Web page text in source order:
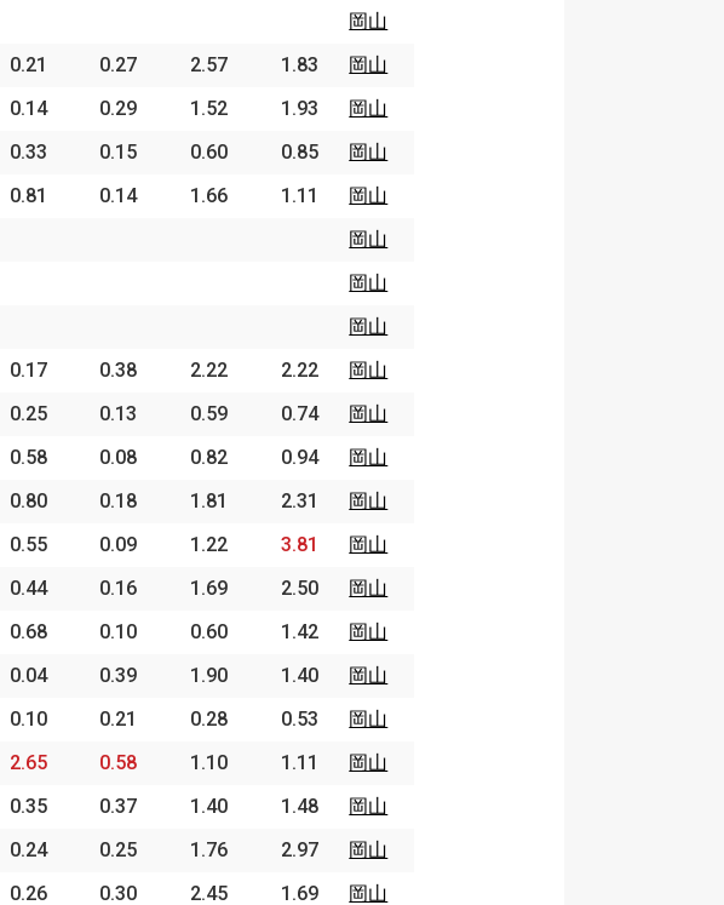
チーム
岡山
0.21 0.27 2.57 1.83
岡山
0.14 0.29 1.52 1.93
岡山
0.33 0.15 0.60 0.85
岡山
0.81 0.14 1.66 1.11
岡山
岡山
岡山
岡山
0.17 0.38 2.22 2.22
岡山
0.25 0.13 0.59 0.74
岡山
0.58 0.08 0.82 0.94
岡山
0.80 0.18 1.81 2.31
岡山
0.55 0.09 1.22 3.81
岡山
0.44 0.16 1.69 2.50
岡山
0.68 0.10 0.60 1.42
岡山
0.04 0.39 1.90 1.40
岡山
0.10 0.21 0.28 0.53
岡山
2.65 0.58 1.10 1.11
岡山
0.35 0.37 1.40 1.48
岡山
0.24 0.25 1.76 2.97
岡山
0.26 0.30 2.45 1.69 岡山